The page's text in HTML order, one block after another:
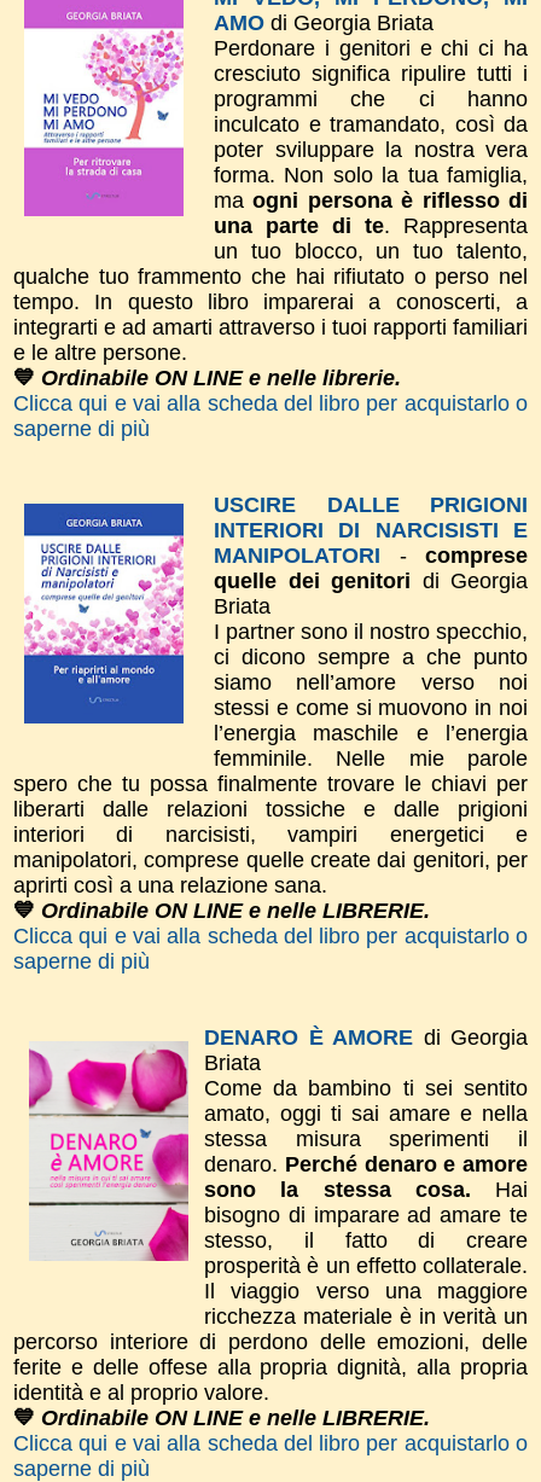
AMO di Georgia Briata
Perdonare i genitori e chi ci ha
cresciuto significa ripulire tutti i
programmi che ci hanno
inculcato e tramandato, così da
poter sviluppare la nostra vera
forma. Non solo la tuafamiglia,
maogni persona è riflesso di
una parte di te. Rappresenta
un tuo blocco, un tuo talento,
qualche tuo frammento che hai rifiutato o perso nel
tempo.
In questo libro imparerai a conoscerti, a
integrarti e ad amarti attraverso i tuoi rapporti familiari
e le altre persone.
💙 Ordinabile ON LINE e nelle librerie.
Clicca qui e vai alla scheda del libro per acquistarlo o
saperne di più
USCIRE DALLE PRIGIONI
INTERIORI DI NARCISISTI E
MANIPOLATORI
- comprese
quelle dei genitori di Georgia
Briata
I partner sono il nostro specchio,
ci dicono sempre a che punto
siamo nell’amore verso noi
stessi e come si muovono in noi
l’energia maschile e l’energia
femminile. Nelle mie parole
spero che tu possa finalmente trovare le chiavi per
liberarti dalle relazioni tossiche e dalle prigioni
interiori di narcisisti, vampiri energetici e
manipolatori, comprese quelle create dai genitori, per
aprirti così a una relazione sana.
💙 Ordinabile ON LINE e nelle LIBRERIE.
Clicca qui e vai alla scheda del libro per acquistarlo o
saperne di più
DENARO È AMORE di Georgia
Briata
Come da bambino ti sei sentito
amato, oggi ti sai amare e nella
stessa misura sperimenti il
denaro. Perché denaro e amore
sono la stessa cosa. Hai
bisogno di imparare ad amare te
stesso, il fatto di creare
prosperità è un effetto collaterale.
Il viaggio verso una maggiore
ricchezza materiale è in verità un
percorso interiore di perdono delle emozioni, delle
ferite e delle offese alla propria dignità, alla propria
identità e al proprio valore.
💙 Ordinabile ON LINE e nelle LIBRERIE.
Clicca qui e vai alla scheda del libro per acquistarlo o
saperne di più